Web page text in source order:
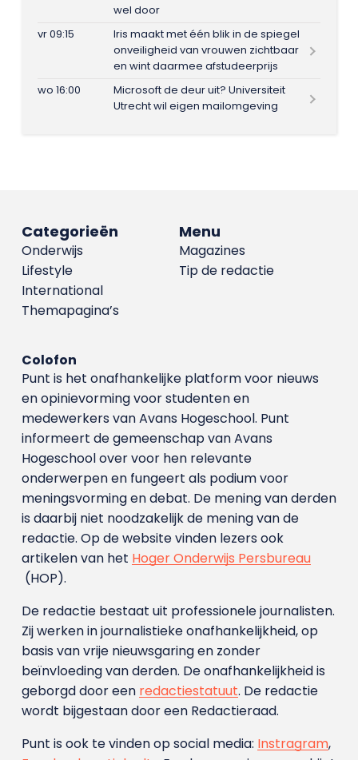
wel door
vr 09:15
Iris maakt met één blik in de spiegel
onveiligheid van vrouwen zichtbaar
en wint daarmee afstudeerprijs
wo 16:00
Microsoft de deur uit? Universiteit
Utrecht wil eigen mailomgeving
Menu
Magazines
Tip de redactie
Categorieën
Onderwijs
Lifestyle
International
Themapagina’s
Colofon
Punt is het onafhankelijke platform voor nieuws
en opinievorming voor studenten en
medewerkers van Avans Hoge­school. Punt
informeert de gemeenschap van Avans
Hogeschool over voor hen relevante
onderwerpen en fungeert als podium voor
meningsvorming en debat. De mening van derden
is daarbij niet noodzakelijk de mening van de
redactie. Op de website vinden lezers ook
artikelen van het Hoger Onderwijs Persbureau
(HOP).
De redactie bestaat uit professionele journalisten.
Zij werken in journalistieke onafhankelijkheid, op
basis van vrije nieuwsgaring en zonder
beïnvloeding van derden. De onafhankelijkheid is
geborgd door een redactiestatuut. De redactie
wordt bijgestaan door een Redactieraad.
Punt is ook te vinden op social media: Instragram,